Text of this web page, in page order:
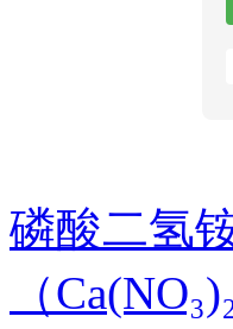
磷酸二氢
（